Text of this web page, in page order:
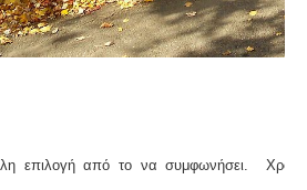
επιλογή από το να συμφωνήσει.